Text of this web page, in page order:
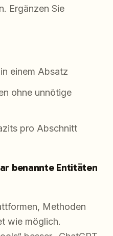
Ergänzen Sie
einem Absatz
ohne unnötige
pro Abschnitt
benannte Entitäten
Methoden
wie möglich.